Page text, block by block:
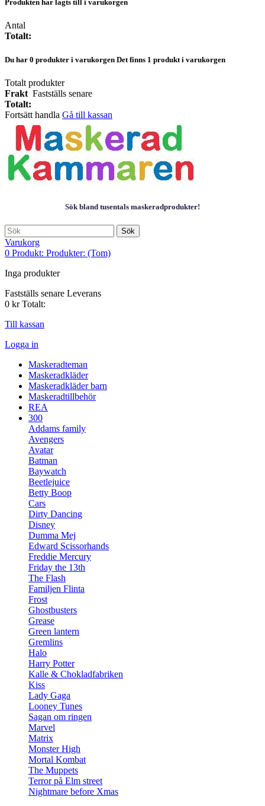
Produkten har lagts till i varukorgen
Antal
Totalt:
Du har 0 produkter i varukorgen Det finns 1 produkt i varukorgen
Totalt produkter
Frakt Fastställs senare
Totalt:
Fortsätt handla Gå till kassan
Sök bland tusentals maskeradprodukter!
Sök
Varukorg
0 Produkt: Produkter: (Tom)
Inga produkter
Fastställs senare Leverans
0 kr Totalt:
Till kassan
Logga in
Maskeradteman
Maskeradkläder
Maskeradkläder barn
Maskeradtillbehör
REA
300
Addams family
Avengers
Avatar
Batman
Baywatch
Beetlejuice
Betty Boop
Cars
Dirty Dancing
Disney
Dumma Mej
Edward Scissorhands
Freddie Mercury
Friday the 13th
The Flash
Familjen Flinta
Frost
Ghostbusters
Grease
Green lantern
Gremlins
Halo
Harry Potter
Kalle & Chokladfabriken
Kiss
Lady Gaga
Looney Tunes
Sagan om ringen
Marvel
Matrix
Monster High
Mortal Kombat
The Muppets
Terror på Elm street
Nightmare before Xmas